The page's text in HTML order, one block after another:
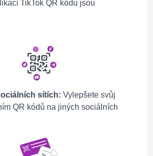
TikTok QR kódu jsou
sítích: Vylepšete svůj
QR kódů na jiných sociálních